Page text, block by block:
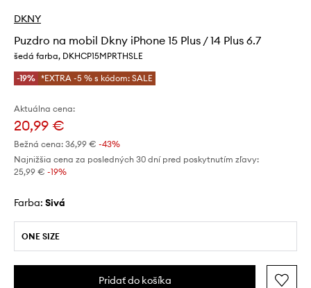
DKNY
Puzdro na mobil Dkny iPhone 15 Plus / 14 Plus 6.7
šedá farba, DKHCP15MPRTHSLE
-19% *EXTRA -5 % s kódom: SALE
Aktuálna cena:
20,99 €
Bežná cena: 36,99 € -43%
Najnižšia cena za posledných 30 dní pred poskytnutím zľavy:
25,99 € -19%
Farba: sivá
ONE SIZE
Pridať do košíka